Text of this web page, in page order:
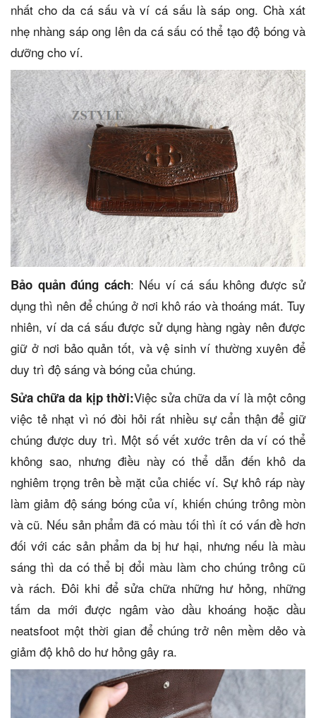
nhất cho da cá sấu và ví cá sấu là sáp ong. Chà xát
nhẹ nhàng sáp ong lên da cá sấu có thể tạo độ bóng và
dưỡng cho ví.
Bảo quản đúng cách: Nếu ví cá sấu không được sử
dụng thì nên để chúng ở nơi khô ráo và thoáng mát. Tuy
nhiên, ví da cá sấu được sử dụng hàng ngày nên được
giữ ở nơi bảo quản tốt, và vệ sinh ví thường xuyên để
duy trì độ sáng và bóng của chúng.
Sửa chữa da kịp thời:Việc sửa chữa da ví là một công
việc tẻ nhạt vì nó đòi hỏi rất nhiều sự cẩn thận để giữ
chúng được duy trì. Một số vết xước trên da ví có thể
không sao, nhưng điều này có thể dẫn đến khô da
nghiêm trọng trên bề mặt của chiếc ví. Sự khô ráp này
làm giảm độ sáng bóng của ví, khiến chúng trông mòn
và cũ. Nếu sản phẩm đã có màu tối thì ít có vấn đề hơn
đối với các sản phẩm da bị hư hại, nhưng nếu là màu
sáng thì da có thể bị đổi màu làm cho chúng trông cũ
và rách. Đôi khi để sửa chữa những hư hỏng, những
tấm da mới được ngâm vào dầu khoáng hoặc dầu
neatsfoot một thời gian để chúng trở nên mềm dẻo và
giảm độ khô do hư hỏng gây ra.